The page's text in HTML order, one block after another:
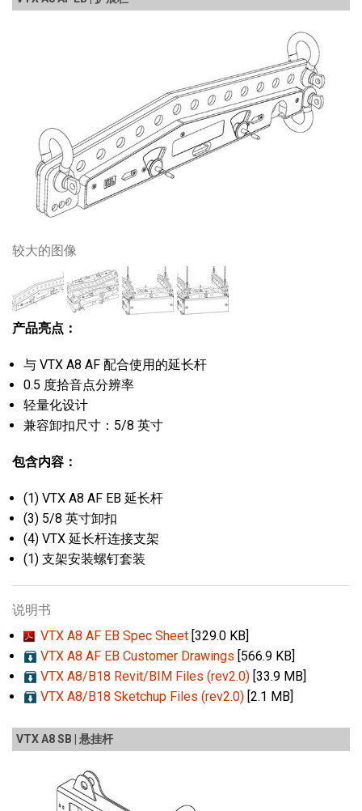
较大的图像
产品亮点：
与 VTX A8 AF 配合使用的延长杆
0.5 度拾音点分辨率
轻量化设计
兼容卸扣尺寸：5/8 英寸
包含内容：
(1) VTX A8 AF EB 延长杆
(3) 5/8 英寸卸扣
(4) VTX 延长杆连接支架
(1) 支架安装螺钉套装
说明书
VTX A8 AF EB Spec Sheet [329.0 KB]
VTX A8 AF EB Customer Drawings [566.9 KB]
VTX A8/B18 Revit/BIM Files (rev2.0) [33.9 MB]
VTX A8/B18 Sketchup Files (rev2.0) [2.1 MB]
VTX A8 SB | 悬挂杆